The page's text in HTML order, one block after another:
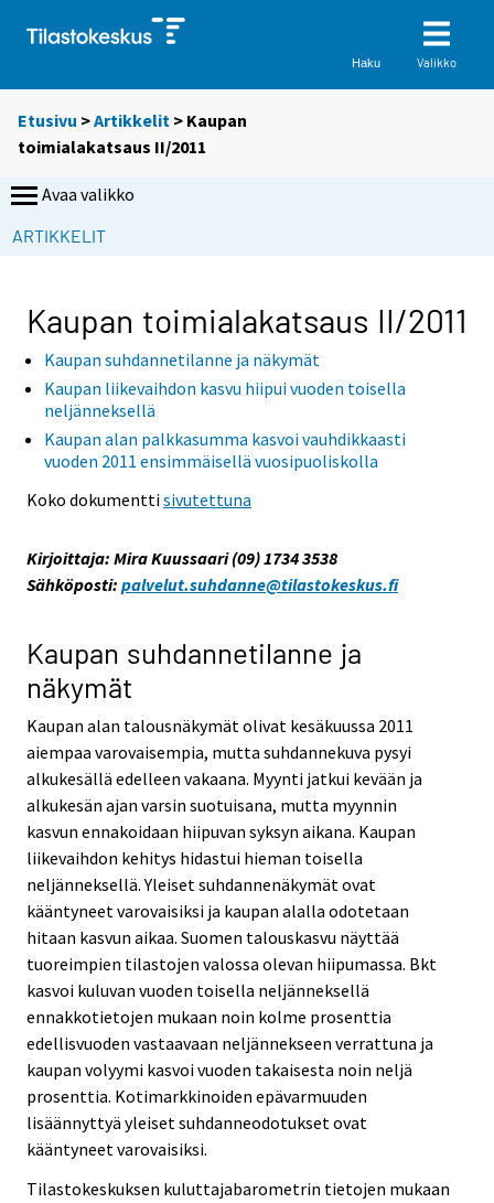
Haku Valikko
Etusivu >Artikkelit > Kaupan
toimialakatsaus II/2011
Avaa valikko
ARTIKKELIT
Kaupan toimialakatsaus II/2011
Kaupan suhdannetilanne ja näkymät
Kaupan liikevaihdon kasvu hiipui vuoden toisella
neljänneksellä
Kaupan alan palkkasumma kasvoi vauhdikkaasti
vuoden 2011 ensimmäisellä vuosipuoliskolla
Koko dokumenttisivutettuna
Kirjoittaja: Mira Kuussaari (09) 1734 3538
Sähköposti: palvelut.suhdanne@tilastokeskus.fi
Kaupan suhdannetilanne ja
näkymät
Kaupan alan talousnäkymät olivat kesäkuussa 2011
aiempaa varovaisempia, mutta suhdannekuva pysyi
alkukesällä edelleen vakaana. Myynti jatkui kevään ja
alkukesän ajan varsin suotuisana, mutta myynnin
kasvun ennakoidaan hiipuvan syksyn aikana. Kaupan
liikevaihdon kehitys hidastui hieman toisella
neljänneksellä. Yleiset suhdannenäkymät ovat
kääntyneet varovaisiksi ja kaupan alalla odotetaan
hitaan kasvun aikaa. Suomen talouskasvu näyttää
tuoreimpien tilastojen valossa olevan hiipumassa. Bkt
kasvoi kuluvan vuoden toisella neljänneksellä
ennakkotietojen mukaan noin kolme prosenttia
edellisvuoden vastaavaan neljännekseen verrattuna ja
kaupan volyymi kasvoi vuoden takaisesta noin neljä
prosenttia. Kotimarkkinoiden epävarmuuden
lisäännyttyä yleiset suhdanneodotukset ovat
kääntyneet varovaisiksi.
Tilastokeskuksen kuluttajabarometrin tietojen mukaan